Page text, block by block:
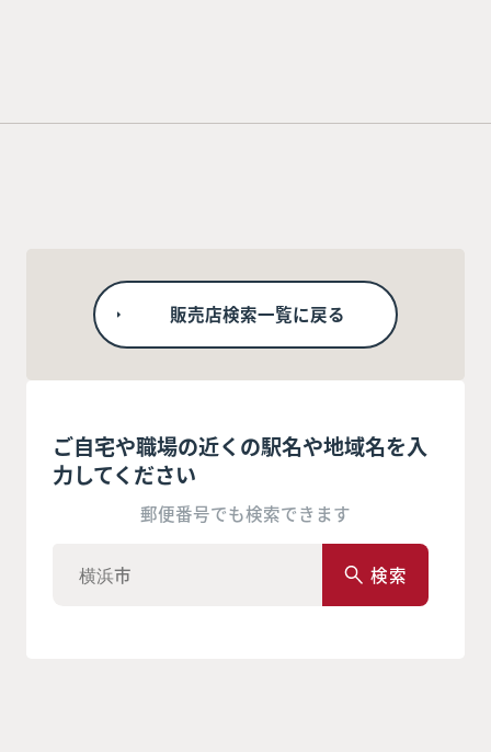
販売店検索一覧に戻る
ご自宅や職場の近くの駅名や地域名を入
力してください
郵便番号でも検索できます
検索